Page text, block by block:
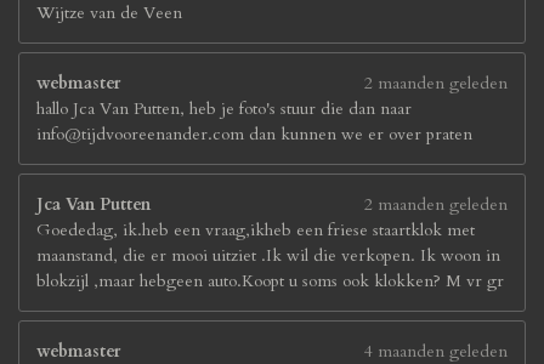
Wijtze van de Veen
webmaster
2 maanden geleden
hallo Jca Van Putten, heb je foto's stuur die dan naar
info@tijdvooreenander.com dan kunnen we er over praten
Jca Van Putten
2 maanden geleden
Goededag, ik.heb een vraag,ikheb een friese staartklok met
maanstand, die er mooi uitziet .Ik wil die verkopen. Ik woon in
blokzijl ,maar hebgeen auto.Koopt u soms ook klokken? M vr gr
webmaster
4 maanden geleden